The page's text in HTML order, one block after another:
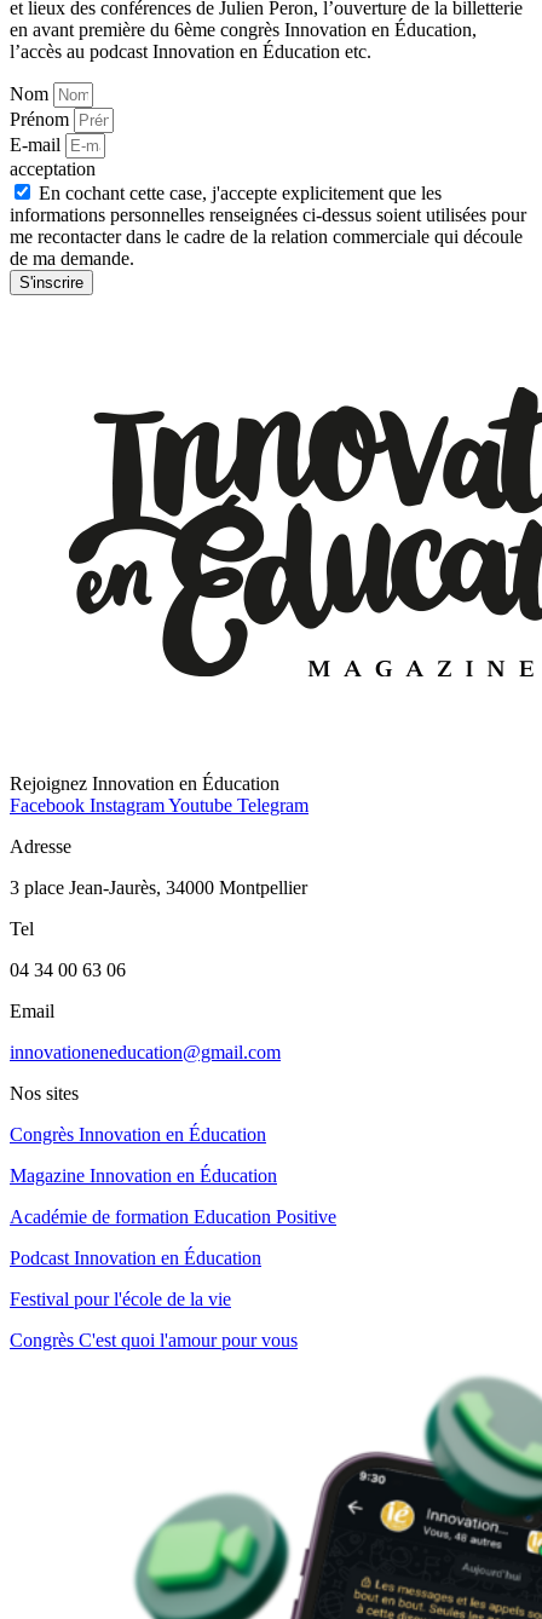
et lieux des conférences de Julien Peron, l’ouverture de la billetterie
en avant première du 6ème congrès Innovation en Éducation,
l’accès au podcast Innovation en Éducation etc.
Nom
Prénom
E-mail
acceptation
En cochant cette case, j'accepte explicitement que les
informations personnelles renseignées ci-dessus soient utilisées pour
me recontacter dans le cadre de la relation commerciale qui découle
de ma demande.
S'inscrire
Rejoignez Innovation en Éducation
Facebook InstagramYoutube Telegram
Adresse
3 place Jean-Jaurès, 34000 Montpellier
Tel
04 34 00 63 06
Email
innovationeneducation@gmail.com
Nos sites
Congrès Innovation en Éducation
Magazine Innovation en Éducation
Académie de formation Education Positive
Podcast Innovation en Éducation
Festival pour l'école de la vie
Congrès C'est quoi l'amour pour vous